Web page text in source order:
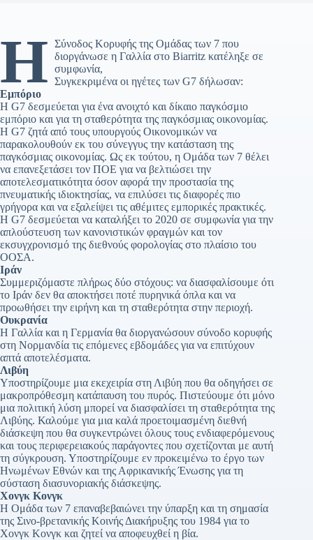
Η Σύνοδος Κορυφής της Ομάδας των 7 που
διοργάνωσε η Γαλλία στο Biarritz κατέληξε σε
συμφωνία,
Συγκεκριμένα οι ηγέτες των G7 δήλωσαν:
Εμπόριο
Η G7 δεσμεύεται για ένα ανοιχτό και δίκαιο παγκόσμιο
εμπόριο και για τη σταθερότητα της παγκόσμιας οικονομίας.
Η G7 ζητά από τους υπουργούς Οικονομικών να
παρακολουθούν εκ του σύνεγγυς την κατάσταση της
παγκόσμιας οικονομίας. Ως εκ τούτου, η Ομάδα των 7 θέλει
να επανεξετάσει τον ΠΟΕ για να βελτιώσει την
αποτελεσματικότητα όσον αφορά την προστασία της
πνευματικής ιδιοκτησίας, να επιλύσει τις διαφορές πιο
γρήγορα και να εξαλείψει τις αθέμιτες εμπορικές πρακτικές.
Η G7 δεσμεύεται να καταλήξει το 2020 σε συμφωνία για την
απλούστευση των κανονιστικών φραγμών και τον
εκσυγχρονισμό της διεθνούς φορολογίας στο πλαίσιο του
ΟΟΣΑ.
Ιράν
Συμμεριζόμαστε πλήρως δύο στόχους: να διασφαλίσουμε ότι
το Ιράν δεν θα αποκτήσει ποτέ πυρηνικά όπλα και να
προωθήσει την ειρήνη και τη σταθερότητα στην περιοχή.
Ουκρανία
Η Γαλλία και η Γερμανία θα διοργανώσουν σύνοδο κορυφής
στη Νορμανδία τις επόμενες εβδομάδες για να επιτύχουν
απτά αποτελέσματα.
Λιβύη
Υποστηρίζουμε μια εκεχειρία στη Λιβύη που θα οδηγήσει σε
μακροπρόθεσμη κατάπαυση του πυρός. Πιστεύουμε ότι μόνο
μια πολιτική λύση μπορεί να διασφαλίσει τη σταθερότητα της
Λιβύης. Καλούμε για μια καλά προετοιμασμένη διεθνή
διάσκεψη που θα συγκεντρώνει όλους τους ενδιαφερόμενους
και τους περιφερειακούς παράγοντες που σχετίζονται με αυτή
τη σύγκρουση. Υποστηρίζουμε εν προκειμένω το έργο των
Ηνωμένων Εθνών και της Αφρικανικής Ένωσης για τη
σύσταση διασυνοριακής διάσκεψης.
Χονγκ Κονγκ
Η Ομάδα των 7 επαναβεβαιώνει την ύπαρξη και τη σημασία
της Σινο-βρετανικής Κοινής Διακήρυξης του 1984 για το
Χονγκ Κονγκ και ζητεί να αποφευχθεί η βία.